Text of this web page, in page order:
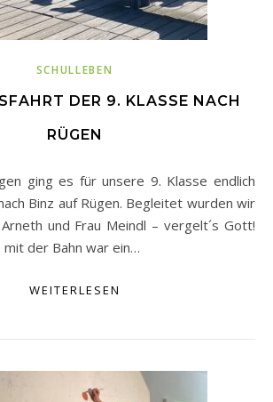
SCHULLEBEN
DER 9. KLASSE NACH
RÜGEN
Binz auf Rügen. Begleitet wurden wir
und Frau Meindl – vergelt´s Gott!
mit der Bahn war ein…
WEITERLESEN